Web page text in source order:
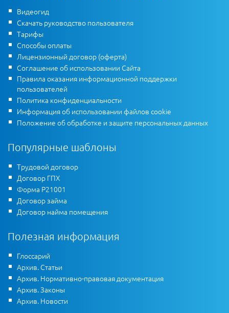
Видеогид
Скачать руководство пользователя
Тарифы
Способы оплаты
Лицензионный договор (оферта)
Соглашение об использовании Сайта
Правила оказания информационной поддержки
пользователей
Политика конфиденциальности
Информация об использовании файлов cookie
Положение об обработке и защите персональных данных
Популярные шаблоны
Трудовой договор
Договор ГПХ
Форма Р21001
Договор займа
Договор найма помещения
Полезная информация
Глоссарий
Архив. Статьи
Архив. Нормативно-правовая документация
Архив. Законы
Архив. Новости